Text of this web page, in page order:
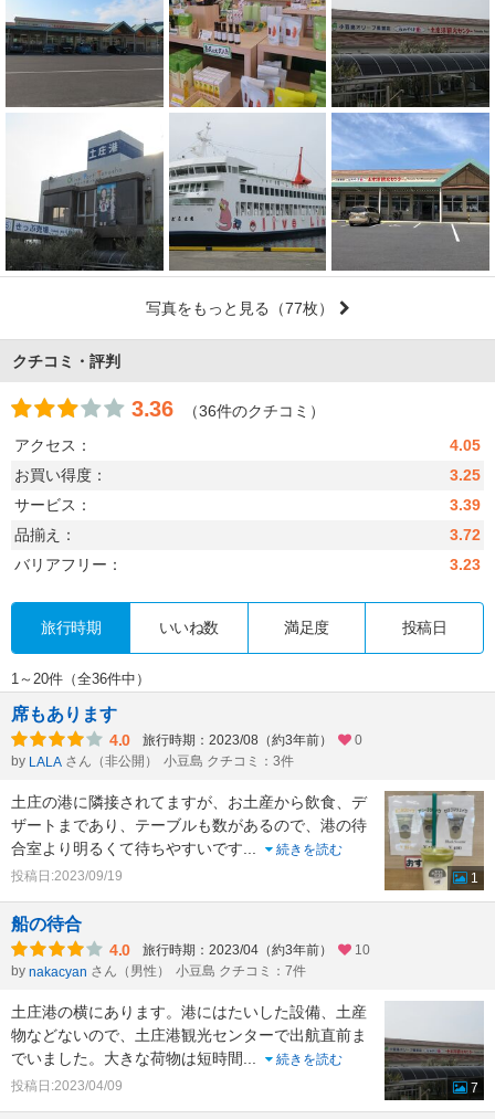
写真をもっと見る （77枚）
クチコミ・評判
3.36
（36件のクチコミ）
アクセス：
4.05
お買い得度：
3.25
サービス：
3.39
品揃え：
3.72
バリアフリー：
3.23
旅行時期 いいね数 満足度 投稿日
1～20件（全36件中）
席もあります
4.0 旅行時期：2023/08（約3年前）
0
by LALA さん（非公開） 小豆島 クチコミ：3件
土庄の港に隣接されてますが、お土産から飲食、デ
ザートまであり、テーブルも数があるので、港の待
合室より明るくて待ちやすいです
続きを読む
投稿日:2023/09/19
1
船の待合
4.0 旅行時期：2023/04（約3年前）
10
by nakacyan さん（男性） 小豆島 クチコミ：7件
土庄港の横にあります。港にはたいした設備、土産
物などないので、土庄港観光センターで出航直前ま
でいました。大きな荷物は短時間
続きを読む
投稿日:2023/04/09
7